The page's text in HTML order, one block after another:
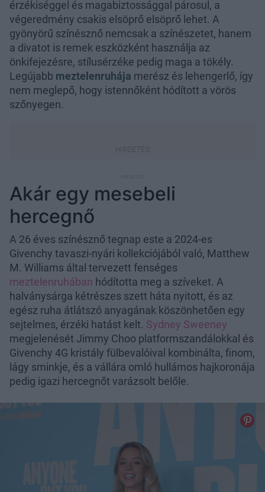
érzékiséggel és magabiztossággal párosul, a
végeredmény csakis elsöprő elsöprő lehet. A
gyönyörű színésznő nemcsak a színészetet, hanem
a divatot is remek eszközként használja az
önkifejezésre, stílusérzéke pedig maga a tökély.
Legújabb meztelenruhája merész és lehengerlő, így
nem meglepő, hogy istennőként hódított a vörös
szőnyegen.
Akár egy mesebeli
hercegnő
A 26 éves színésznő tegnap este a 2024-es
Givenchy tavaszi-nyári kollekciójából való, Matthew
M. Williams által tervezett fenséges
meztelenruhában hódította meg a szíveket. A
halványsárga kétrészes szett háta nyitott, és az
egész ruha átlátszó anyagának köszönhetően egy
sejtelmes, érzéki hatást kelt. Sydney Sweeney
megjelenését Jimmy Choo platformszandálokkal és
Givenchy 4G kristály fülbevalóival kombinálta, finom,
lágy sminkje, és a vállára omló hullámos hajkoronája
pedig igazi hercegnőt varázsolt belőle.